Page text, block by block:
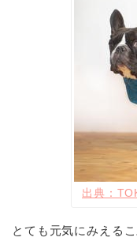
出典：
とても元気にみえる